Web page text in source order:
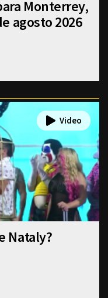
Monterrey,
agosto 2026
Nataly?